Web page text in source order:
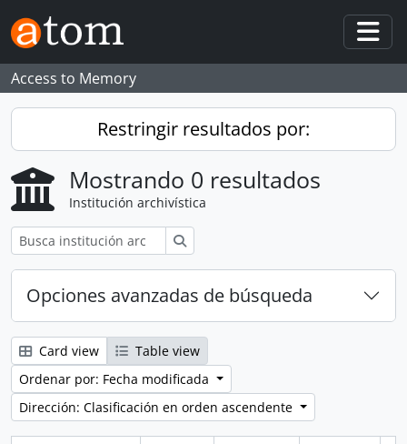
Skip to main content
Access to Memory
Restringir resultados por:
Mostrando 0 resultados
Institución archivística
Opciones avanzadas de búsqueda
Card view
Table view
Ordenar por: Fecha modificada
Dirección: Clasificación en orden ascendente